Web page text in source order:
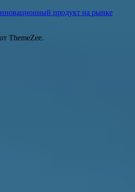
продукт на рынке
ThemeZee.